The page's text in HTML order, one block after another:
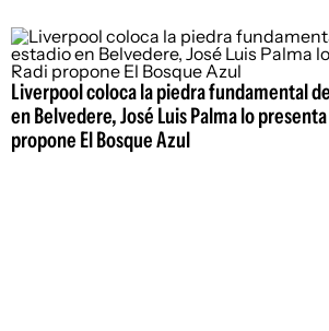
Liverpool coloca la piedra fundamental
en Belvedere, José Luis Palma lo
propone El Bosque Azul